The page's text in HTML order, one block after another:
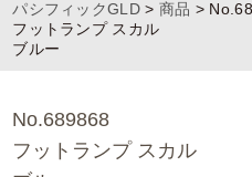
パシフィックGLD> 商品 >
フットランプ スカル
ブルー
No.689868
フットランプ スカル